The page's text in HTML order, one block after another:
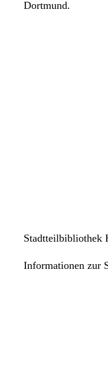
Dortmund.
Stadtteilbibliothek
Informationen zur